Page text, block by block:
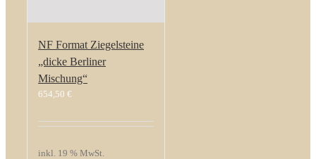
NF Format Ziegelsteine
„dicke Berliner
Mischung“
654,50 €
inkl. 19 % MwSt.